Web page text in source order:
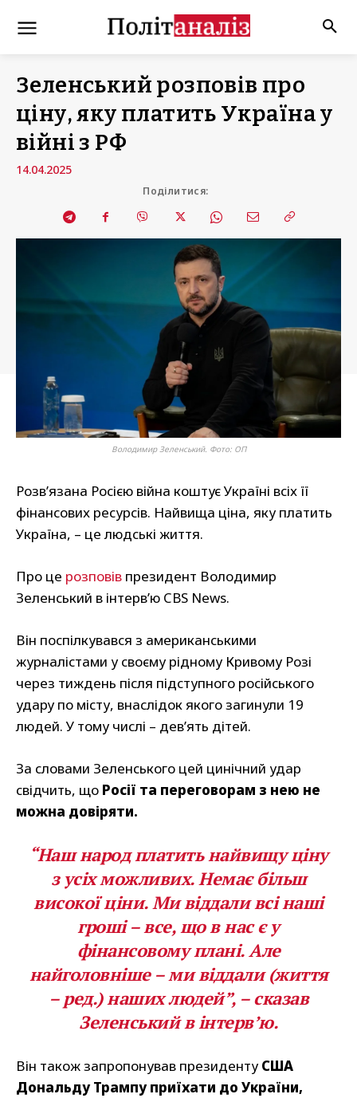
Зеленський розповів про
ціну, яку платить Україна у
війні з РФ
14.04.2025
Поділитися:
Володимир Зеленський. Фото: ОП
Розв’язана Росією війна коштує Україні всіх її
фінансових ресурсів. Найвища ціна, яку платить
Україна, – це людські життя.
Про це розповів президент Володимир
Зеленський в інтерв’ю CBS News.
Він поспілкувався з американськими
журналістами у своєму рідному Кривому Розі
через тиждень після підступного російського
удару по місту, внаслідок якого загинули 19
людей. У тому числі – дев’ять дітей.
За словами Зеленського цей цинічний удар
свідчить, що Росії та переговорам з нею не
можна довіряти.
“Наш народ платить найвищу ціну
з усіх можливих. Немає більш
високої ціни. Ми віддали всі наші
гроші – все, що в нас є у
фінансовому плані. Але
найголовніше – ми віддали (життя
– ред.) наших людей”, – сказав
Зеленський в інтерв’ю.
Він також запропонував президенту США
Дональду Трампу приїхати до України,